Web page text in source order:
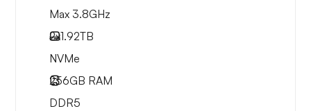
Max 3.8GHz
2x1.92TB
NVMe
256GB RAM
DDR5